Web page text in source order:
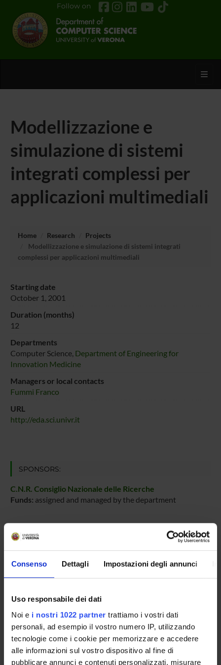
Consenso Dettagli Impostazioni degli annunci
Uso responsabile dei dati
Noi e i nostri 1022 partner trattiamo i vostri dati
personali, ad esempio il vostro numero IP, utilizzando
tecnologie come i cookie per memorizzare e accedere
alle informazioni sul vostro dispositivo al fine di
pubblicare annunci e contenuti personalizzati, misurare
Follow on
Modellizzazione e
simulazione di sistemi
integrati complessi per
applicazioni multimediali
Home Research
Projects
Modellizzazione e simulazione di sistemi integrati
complessi per applicazioni multimediali
Starting date
October 1, 2001
Duration (months)
12
Departments
Computer Science, Department of Engineering for
Innovation Medicine
Managers or local contacts
Fummi Franco
URL
http://eda.sci.univr.it
SPONSORS:
C.N.R. Consiglio Nazionale delle Ricerche
Funds: assigned and managed by the department
PROJECT PARTICIPANTS
Nicola Drago
Full Professor
Massimo Poncino
Graziano Pravadelli